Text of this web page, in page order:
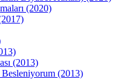
(2020)
(2013)
Besleniyorum (2013)